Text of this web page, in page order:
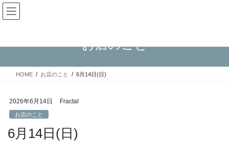
コ
ン
ツ
ス
ナ
ビ
シ
ン
お店のこと
HOME お店のこと 6月14日(日)
2026年6月14日 Fractal
お店のこと
6月14日(日)